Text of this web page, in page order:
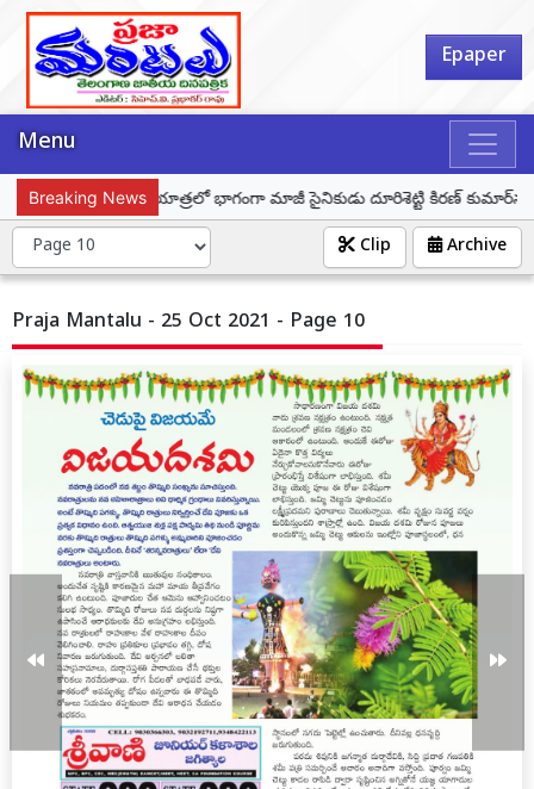
Epaper
Menu
Breaking News
– తిరంగా యాత్రలో భాగంగా మాజీ సైనికుడు దూరిశెట్టి కిరణ్ కుమార్‌ను
Archive
Clip
Praja Mantalu - 25 Oct 2021 - Page 10